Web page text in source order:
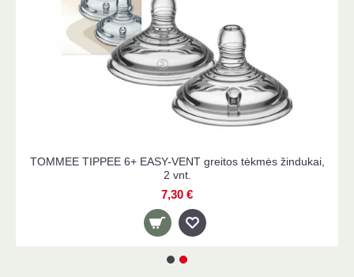
TOMMEE TIPPEE 6+ EASY-VENT greitos tėkmės